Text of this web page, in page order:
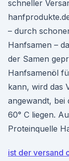
schneller
– durch
Hanfsamen –
der Samen
Hanfsamenöl
kann, wird das
angewandt, bei
60° C liegen.
Proteinquelle
ist der versand